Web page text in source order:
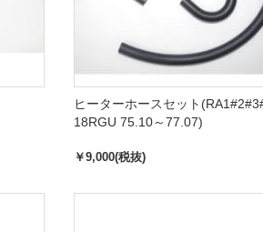
ヒーターホースセット
18RGU 75.10～77.07)
￥9,000(税抜)